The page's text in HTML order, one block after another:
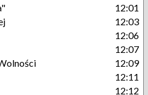
12:01
12:03
12:06
12:07
12:09
12:11
12:12